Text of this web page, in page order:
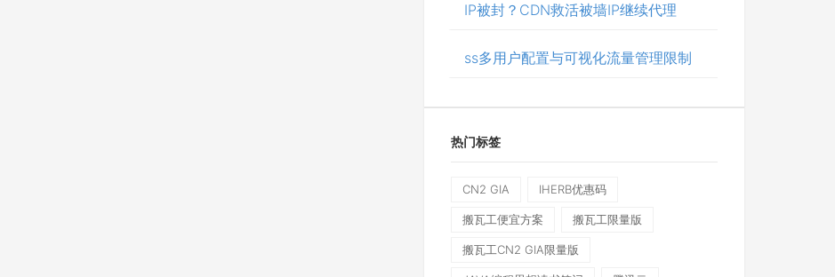
IP被封？CDN救活被墙IP继续代理
ss多用户配置与可视化流量管理限制
热门标签
CN2 GIA IHERB优惠码
搬瓦工便宜方案 搬瓦工限量版
搬瓦工CN2 GIA限量版